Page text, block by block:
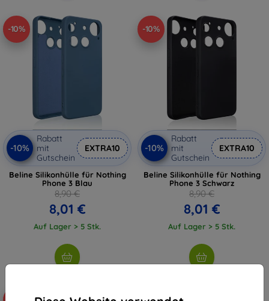
-10%
-10%
Rabatt
mit
Gutschein
EXTRA10
Beline Silikonhülle für Nothing
Phone 3 Blau
8,90 €
8,01 €
Auf Lager > 5 Stk.
-10%
-10%
Rabatt
mit
Gutschein
EXTRA10
Beline Silikonhülle für Nothing
Phone 3 Schwarz
8,90 €
8,01 €
Auf Lager > 5 Stk.